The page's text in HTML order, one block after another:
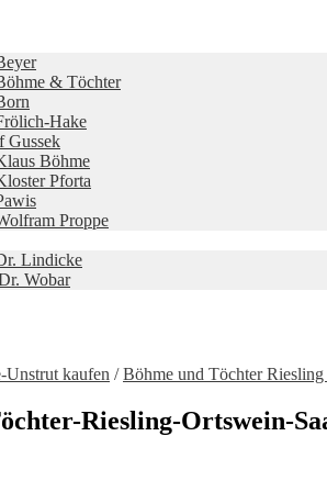
& Töchter
Hake
Gussek
Böhme
Pforta
Proppe
Lindicke
Wobar
Unstrut kaufen /Böhme und Töchter
Riesling-Ortswein-